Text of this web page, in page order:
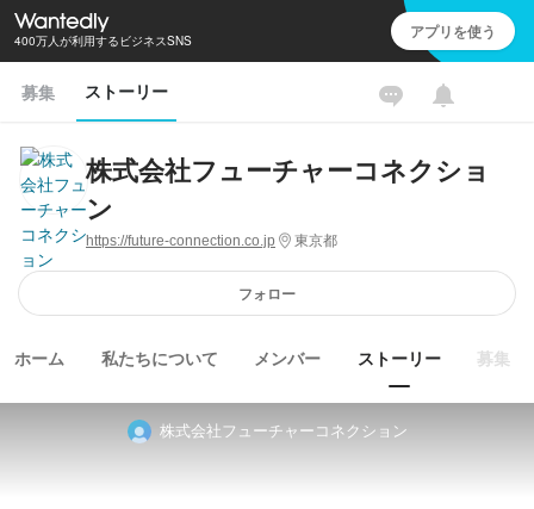
400万人が利用するビジネスSNS アプリを使う
募集 ストーリー
株式会社フューチャーコネクショ
ン
https://future-connection.co.jp 東京都
フォロー
ホーム 私たちについて メンバー ストーリー 募集
株式会社フューチャーコネクション